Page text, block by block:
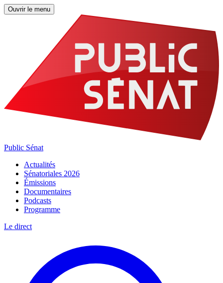
Ouvrir le menu
Public Sénat
Actualités
Sénatoriales 2026
Émissions
Documentaires
Podcasts
Programme
Le direct